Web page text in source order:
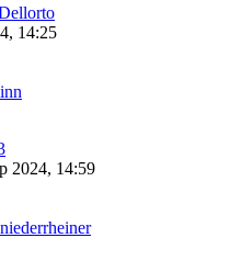
14:25
2024, 14:59